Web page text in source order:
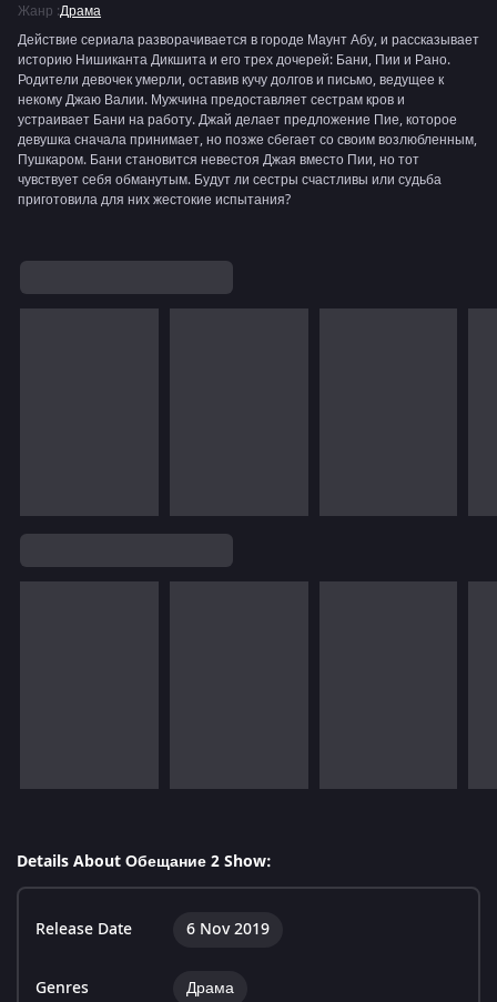
Жанр :Драма
Действие сериала разворачивается в городе Маунт Абу, и рассказывает
историю Нишиканта Дикшита и его трех дочерей: Бани, Пии и Рано.
Родители девочек умерли, оставив кучу долгов и письмо, ведущее к
некому Джаю Валии. Мужчина предоставляет сестрам кров и
устраивает Бани на работу. Джай делает предложение Пие, которое
девушка сначала принимает, но позже сбегает со своим возлюбленным,
Пушкаром. Бани становится невестоя Джая вместо Пии, но тот
чувствует себя обманутым. Будут ли сестры счастливы или судьба
приготовила для них жестокие испытания?
Details About Обещание 2 Show:
Release Date 6 Nov 2019
Genres Драма